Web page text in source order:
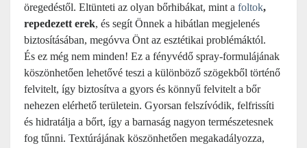
öregedéstől. Eltünteti az olyan bőrhibákat, mint a foltok,
repedezett erek, és segít Önnek a hibátlan megjelenés
biztosításában, megóvva Önt az esztétikai problémáktól.
És ez még nem minden! Ez a fényvédő spray-formulájának
köszönhetően lehetővé teszi a különböző szögekből történő
felvitelt, így biztosítva a gyors és könnyű felvitelt a bőr
nehezen elérhető területein. Gyorsan felszívódik, felfrissíti
és hidratálja a bőrt, így a barnaság nagyon természetesnek
fog tűnni. Textúrájának köszönhetően megakadályozza,